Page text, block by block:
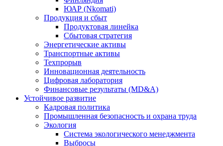
ЮАР (Nkomati)
Продукция и сбыт
Продуктовая линейка
Сбытовая стратегия
Энергетические активы
Транспортные активы
Техпрорыв
Инновационная деятельность
Цифровая лаборатория
Финансовые результаты (MD&A)
Устойчивое развитие
Кадровая политика
Промышленная безопасность и охрана труда
Экология
Система экологического менеджмента
Выбросы